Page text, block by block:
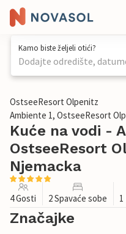
Kamo biste željeli otići?
Dodajte odredište,
1 / 30
OstseeResort Olpenitz
Ambiente 1, OstseeResort
Kuće na vodi -
OstseeResort
Njemacka
4 Gosti 2 Spavaće sobe
Značajke